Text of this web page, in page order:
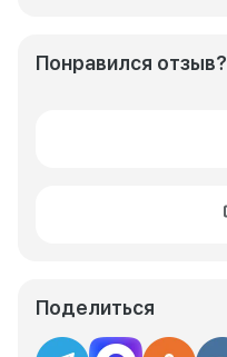
Понравился отзыв?
Поделиться